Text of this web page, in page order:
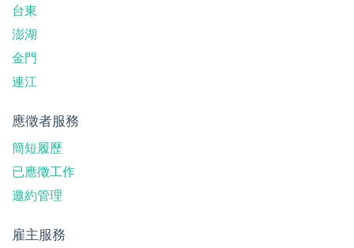
台東
澎湖
金門
連江
應徵者服務
簡短履歷
已應徵工作
邀約管理
雇主服務